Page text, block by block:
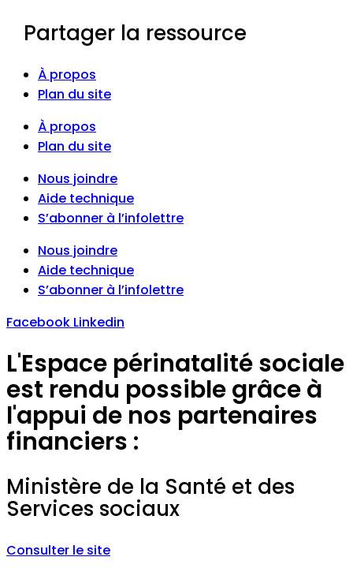
Partager la ressource
À propos
Plan du site
À propos
Plan du site
Nous joindre
Aide technique
S’abonner à l’infolettre
Nous joindre
Aide technique
S’abonner à l’infolettre
Facebook Linkedin
L'Espace périnatalité sociale
est rendu possible grâce à
l'appui de nos partenaires
financiers :
Ministère de la Santé et des
Services sociaux
Consulter le site